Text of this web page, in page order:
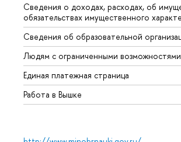
Сведения о доходах, расходах, об
обязательствах имущественного
Сведения об образовательной
Людям с ограниченными возможностями
Единая платежная страница
Работа в Вышке